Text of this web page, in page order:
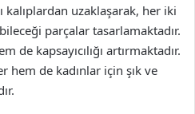
kalıplardan uzaklaşarak, her iki
parçalar tasarlamaktadır.
de kapsayıcılığı artırmaktadır.
hem de kadınlar için şık ve